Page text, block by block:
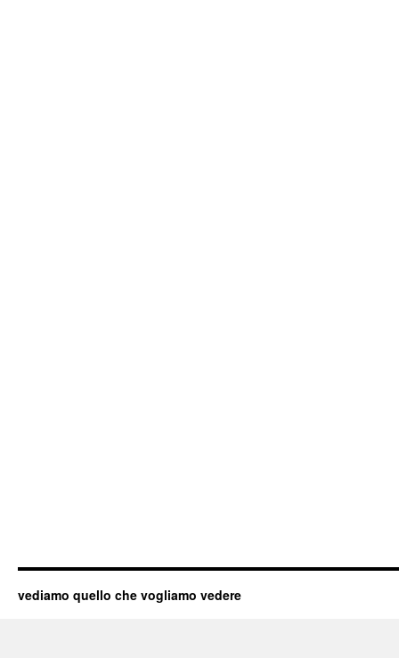
vediamo quello che vogliamo vedere